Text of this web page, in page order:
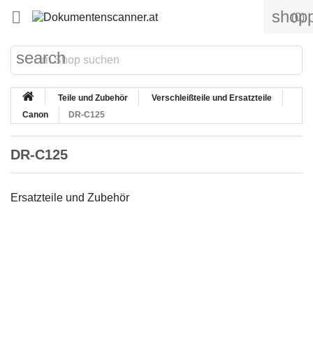
 (0)
search
Teile und Zubehör
Verschleißteile und Ersatzteile
Canon
DR-C125
DR-C125
Ersatzteile und Zubehör